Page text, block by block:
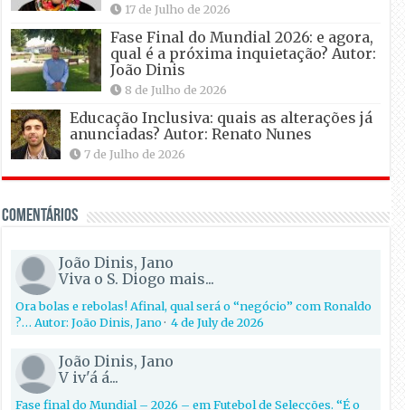
17 de Julho de 2026
Fase Final do Mundial 2026: e agora,
qual é a próxima inquietação? Autor:
João Dinis
8 de Julho de 2026
Educação Inclusiva: quais as alterações já
anunciadas? Autor: Renato Nunes
7 de Julho de 2026
Comentários
João Dinis, Jano
Viva o S. Diogo mais...
Ora bolas e rebolas! Afinal, qual será o “negócio” com Ronaldo
?… Autor: João Dinis, Jano·4 de July de 2026
João Dinis, Jano
V iv'á á...
Fase final do Mundial – 2026 – em Futebol de Selecções. “É o